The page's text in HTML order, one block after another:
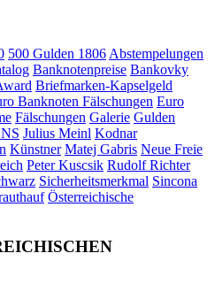
500 Gulden 1806 Abstempelungen
Banknotenpreise Bankovky
Briefmarken-Kapselgeld
Banknoten Fälschungen Euro
Fälschungen Galerie Gulden
Julius Meinl Kodnar
Künstner Matej Gabris Neue Freie
Peter Kuscsik Rudolf Richter
Sicherheitsmerkmal Sincona
Österreichische